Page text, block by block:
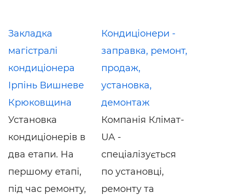
Закладка
магістралі
кондиціонера
Ірпінь Вишневе
Крюковщина
Установка
кондиціонерів в
два етапи. На
першому етапі,
під час ремонту,
Кондиціонери -
заправка, ремонт,
продаж,
установка,
демонтаж
Компанія Клімат-
UA -
спеціалізується
по установці,
ремонту та